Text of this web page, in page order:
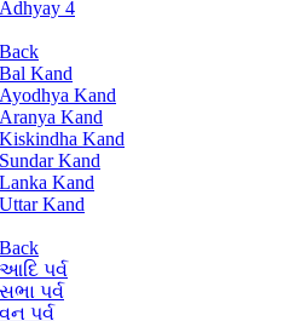
Adhyay 4
Back
Bal Kand
Ayodhya Kand
Aranya Kand
Kiskindha Kand
Sundar Kand
Lanka Kand
Uttar Kand
Back
આદિ પર્વ
સભા પર્વ
વન પર્વ